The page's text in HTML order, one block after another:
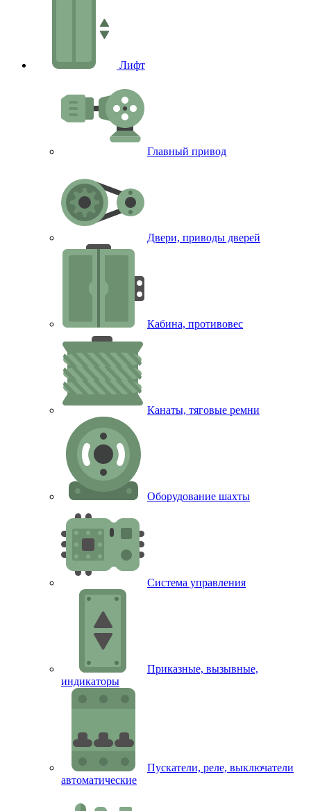
Лифт
Главный привод
Двери, приводы дверей
Кабина, противовес
Канаты, тяговые ремни
Оборудование шахты
Система управления
Приказные, вызывные,
индикаторы
Пускатели, реле, выключатели
автоматические